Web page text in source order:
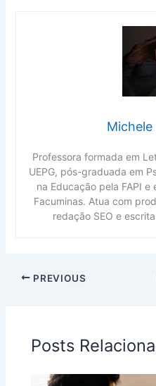
Professora formada em
UEPG, pós-graduada em
na Educação pela FAPI e
Facuminas. Atua com
redação SEO e
PREVIOUS
Posts